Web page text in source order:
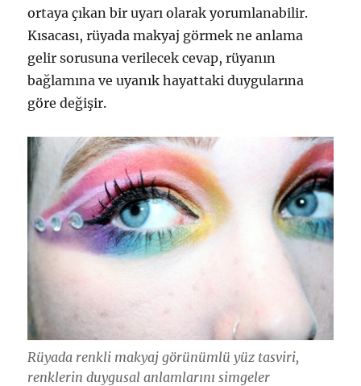
ortaya çıkan bir uyarı olarak yorumlanabilir.
Kısacası, rüyada makyaj görmek ne anlama
gelir sorusuna verilecek cevap, rüyanın
bağlamına ve uyanık hayattaki duygularına
göre değişir.
Rüyada renkli makyaj görünümlü yüz tasviri,
renklerin duygusal anlamlarını simgeler